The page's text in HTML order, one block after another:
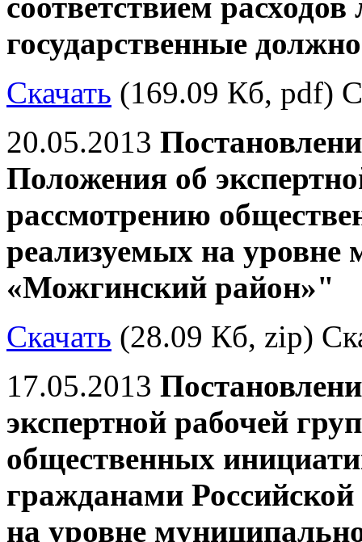
государственные
Скачать (169.09 Кб, pdf)
20.05.2013
Положения об
рассмотрению
реализуемых на уровне
«Можгинский район»"
Скачать (28.09 Кб, zip)
17.05.2013
экспертной рабочей
общественных
гражданами
на уровне